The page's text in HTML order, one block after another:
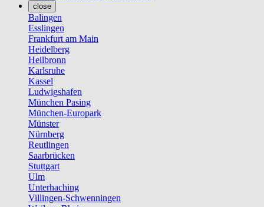
close
Balingen
Esslingen
Frankfurt am Main
Heidelberg
Heilbronn
Karlsruhe
Kassel
Ludwigshafen
München Pasing
München-Europark
Münster
Nürnberg
Reutlingen
Saarbrücken
Stuttgart
Ulm
Unterhaching
Villingen-Schwenningen